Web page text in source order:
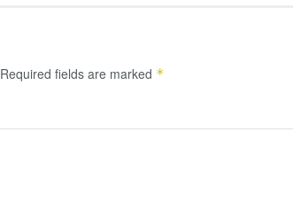
Required fields are marked *